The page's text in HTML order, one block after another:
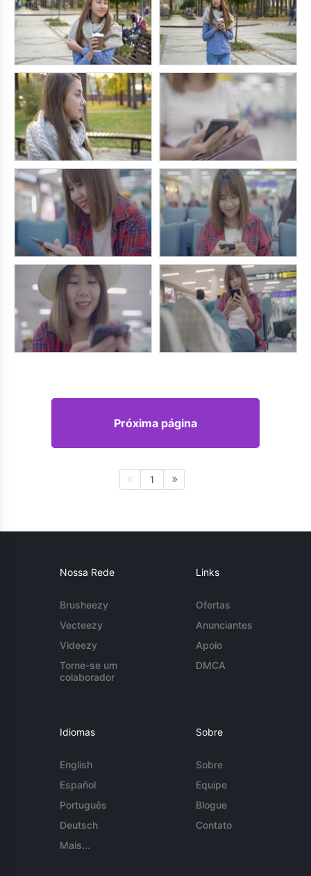
Próxima página
1
Nossa Rede
Brusheezy
Vecteezy
Videezy
Torne-se um
colaborador
Links
Ofertas
Anunciantes
Apoio
DMCA
Idiomas
English
Español
Português
Deutsch
Mais...
Sobre
Sobre
Equipe
Blogue
Contato